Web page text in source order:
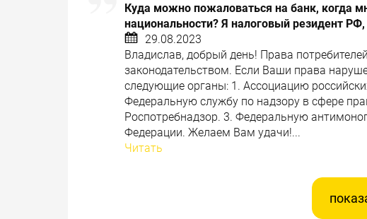
Куда можно пожаловаться на банк, когда
национальности? Я налоговый резидент
29.08.2023
Владислав, добрый день! Права
законодательством. Если Ваши права
следующие органы: 1. Ассоциацию
Федеральную службу по надзору в сфере
Роспотребнадзор. 3. Федеральную
Федерации. Желаем Вам удачи!...
Читать